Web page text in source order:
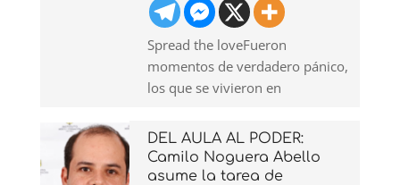
Spread the loveFueron
momentos de verdadero pánico,
los que se vivieron en
DEL AULA AL PODER:
Camilo Noguera Abello
asume la tarea de